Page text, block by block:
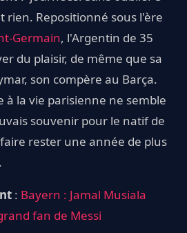
rien. Repositionné sous l'ère
Germain, l'Argentin de 35
du plaisir, de même que sa
son compère au Barça.
à la vie parisienne ne semble
souvenir pour le natif de
rester une année de plus
: Bayern : Jamal Musiala
fan de Messi